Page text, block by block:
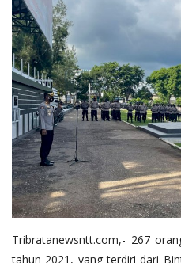
Giat Ops
Link Polda NTT
Tribratanewsntt.com,- 267
tahun 2021, yang terdiri dari